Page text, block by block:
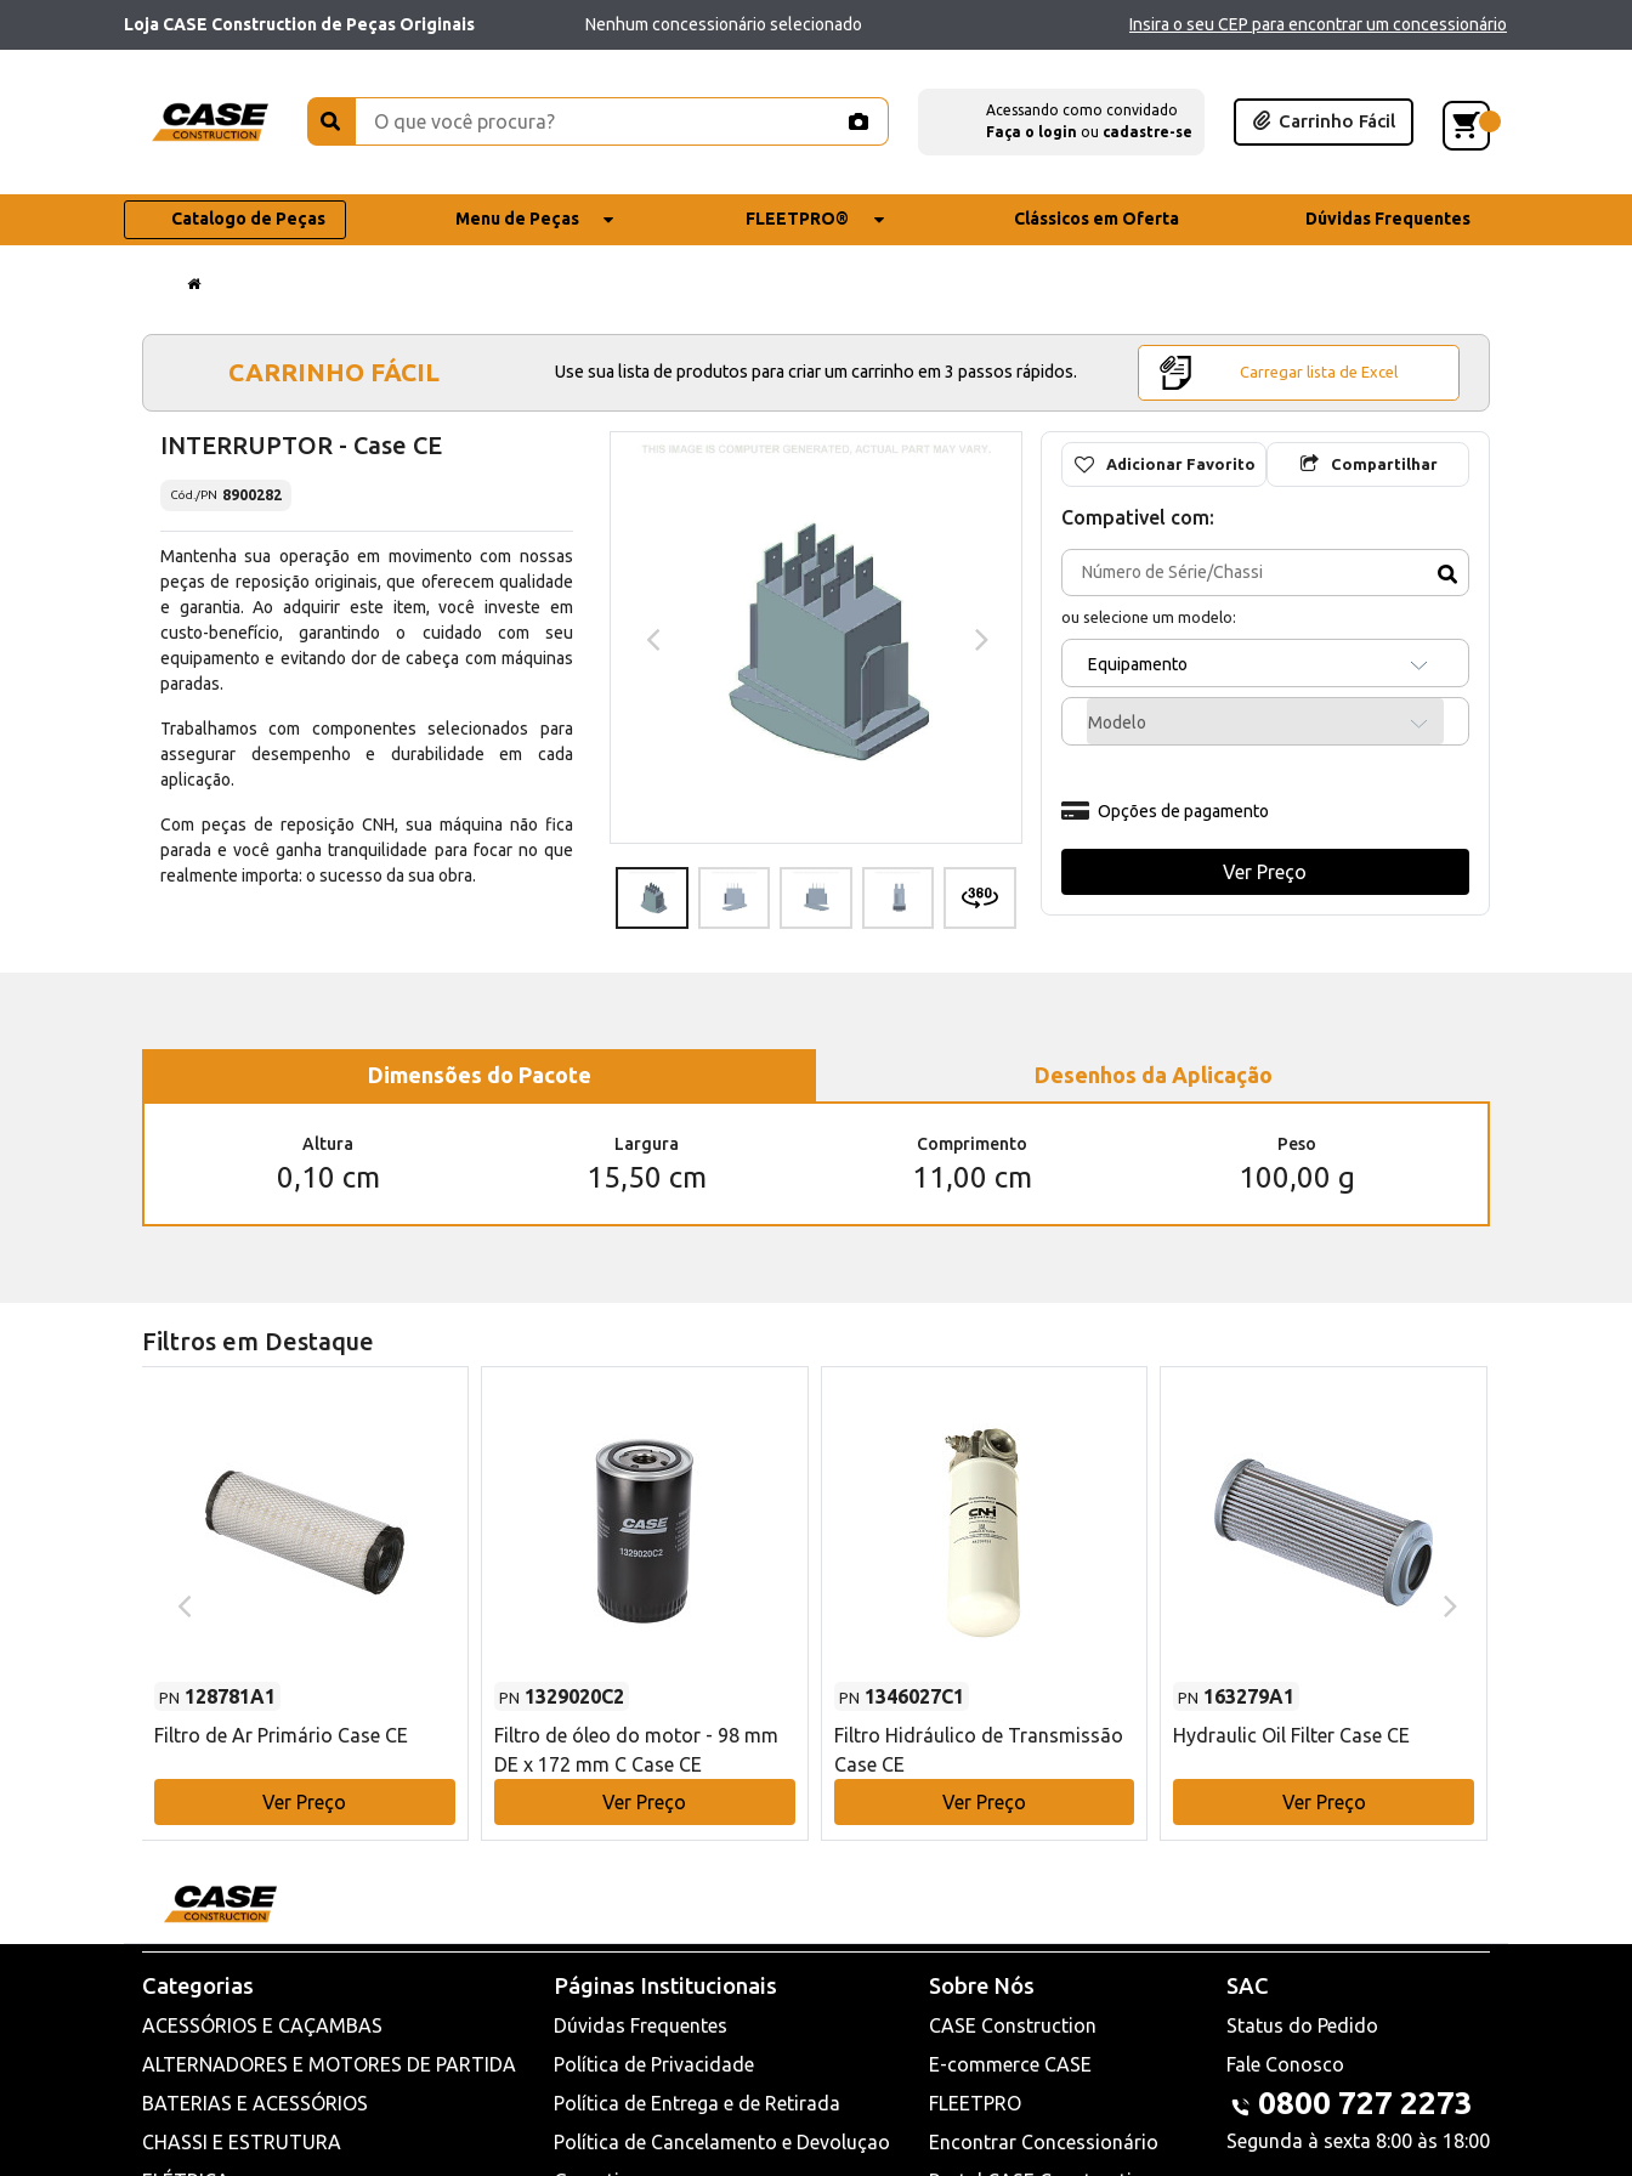
Loja CASE Construction de Peças Originais Nenhum concessionário selecionado Insira o seu CEP para encontrar um concessionário
Acessando como convidado
Faça o login ou cadastre-se
Carrinho Fácil
Catalogo de Peças Menu de Peças FLEETPRO® Clássicos em Oferta Dúvidas Frequentes
CARRINHO FÁCIL Use sua lista de produtos para criar um carrinho em 3 passos rápidos. Carregar lista de Excel
INTERRUPTOR - Case CE
Cód./PN 8900282
Mantenha sua operação em movimento com nossas
peças de reposição originais, que oferecem qualidade
e garantia. Ao adquirir este item, você investe em
custo-benefício, garantindo o cuidado com seu
equipamento e evitando dor de cabeça com máquinas
paradas.
Trabalhamos com componentes selecionados para
assegurar desempenho e durabilidade em cada
aplicação.
Com peças de reposição CNH, sua máquina não fica
parada e você ganha tranquilidade para focar no que
realmente importa: o sucesso da sua obra.
Adicionar Favorito Compartilhar
Compativel com:
ou selecione um modelo:
Equipamento
Modelo
Opções de pagamento
Ver Preço
Dimensões do Pacote Desenhos da Aplicação
Altura
0,10 cm
Largura
15,50 cm
Comprimento
11,00 cm
Peso
100,00 g
Filtros em Destaque
PN 128781A1
Filtro de Ar Primário Case CE
Ver Preço
PN 1329020C2
Filtro de óleo do motor - 98 mm
DE x 172 mm C Case CE
Ver Preço
PN 1346027C1
Filtro Hidráulico de Transmissão
Case CE
Ver Preço
PN 163279A1
Hydraulic Oil Filter Case CE
Ver Preço
Categorias
ACESSÓRIOS E CAÇAMBAS
ALTERNADORES E MOTORES DE PARTIDA
BATERIAS E ACESSÓRIOS
CHASSI E ESTRUTURA
Páginas Institucionais
Dúvidas Frequentes
Política de Privacidade
Política de Entrega e de Retirada
Política de Cancelamento e Devoluçao
Sobre Nós
CASE Construction
E-commerce CASE
FLEETPRO
Encontrar Concessionário
SAC
Status do Pedido
Fale Conosco
0800 727 2273
Segunda à sexta 8:00 às 18:00